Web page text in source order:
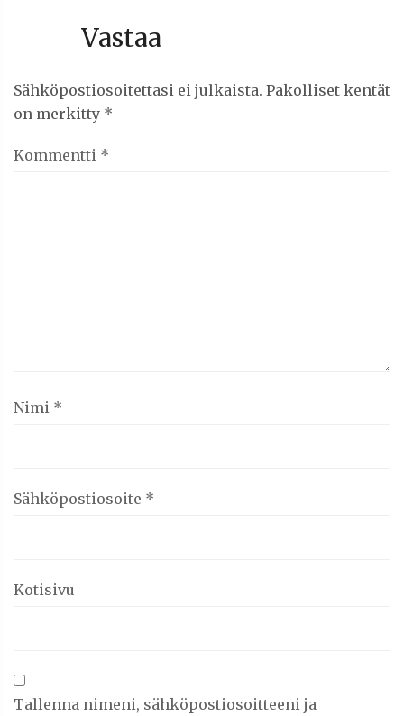
Vastaa
Sähköpostiosoitettasi ei julkaista. Pakolliset kentät
on merkitty *
Kommentti *
Nimi *
Sähköpostiosoite *
Kotisivu
Tallenna nimeni, sähköpostiosoitteeni ja